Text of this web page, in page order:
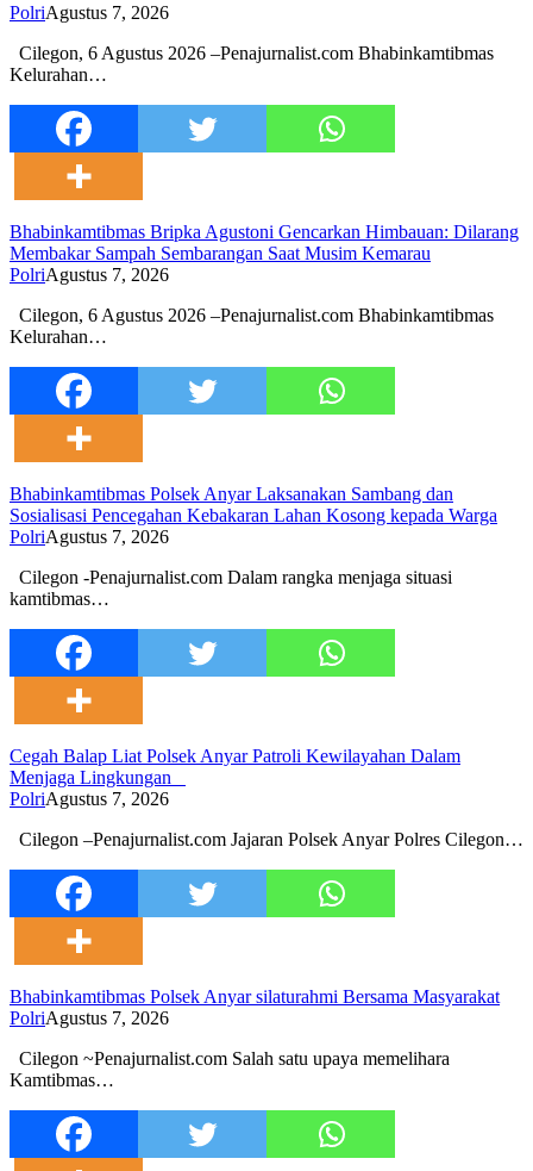
PolriAgustus 7, 2026
Cilegon, 6 Agustus 2026 –Penajurnalist.com Bhabinkamtibmas
Kelurahan…
Bhabinkamtibmas Bripka Agustoni Gencarkan Himbauan: Dilarang
Membakar Sampah Sembarangan Saat Musim Kemarau
PolriAgustus 7, 2026
Cilegon, 6 Agustus 2026 –Penajurnalist.com Bhabinkamtibmas
Kelurahan…
Bhabinkamtibmas Polsek Anyar Laksanakan Sambang dan
Sosialisasi Pencegahan Kebakaran Lahan Kosong kepada Warga
PolriAgustus 7, 2026
Cilegon -Penajurnalist.com Dalam rangka menjaga situasi
kamtibmas…
Cegah Balap Liat Polsek Anyar Patroli Kewilayahan Dalam
Menjaga Lingkungan
PolriAgustus 7, 2026
Cilegon –Penajurnalist.com Jajaran Polsek Anyar Polres Cilegon…
Bhabinkamtibmas Polsek Anyar silaturahmi Bersama Masyarakat
PolriAgustus 7, 2026
Cilegon ~Penajurnalist.com Salah satu upaya memelihara
Kamtibmas…